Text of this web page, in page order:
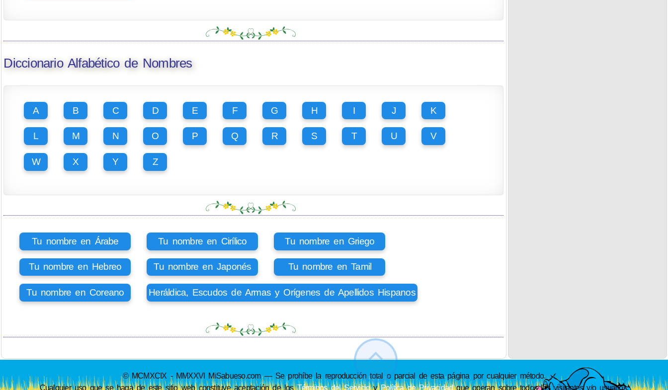
Diccionario Alfabético de Nombres
A B C D E F G H I J K
L M N O P Q R S T U V
W X Y Z
Tu nombre en Árabe Tu nombre en Cirílico Tu nombre en Griego
Tu nombre en Hebreo Tu nombre en Japonés Tu nombre en Tamil
Tu nombre en Coreano Heráldica, Escudos de Armas y Orígenes de Apellidos Hispanos
© MCMXCIX - MMXXVI MiSabueso.com — Se prohíbe la reproducción total o parcial de esta página por cualquier método.
Cualquier uso que se haga de este sitio web constituye aceptación de losTérminos del ServicioyPolítica de Privacidadque operan sobre todos los visitantes y/o usuarios.